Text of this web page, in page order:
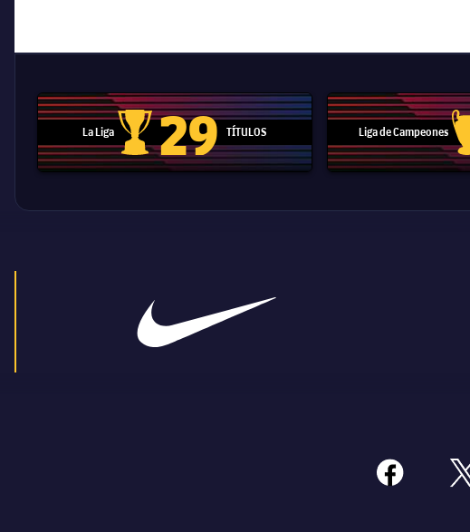
La Liga
Trofeo de La Liga
29 TÍTULOS Liga de Campeones
facebook x